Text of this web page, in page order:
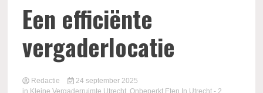
Een efficiënte
vergaderlocatie
Redactie
24 september 2025
in Kleine Vergaderruimte Utrecht,Onbeperkt Eten In Utrecht - 2